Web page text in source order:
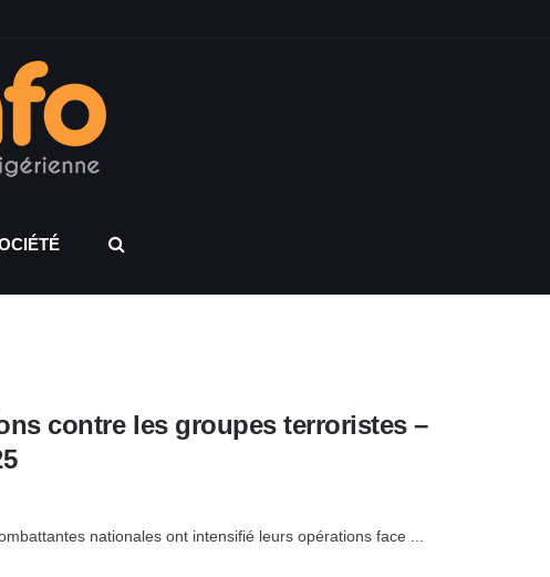
contre les groupes terroristes –
nationales ont intensifié leurs opérations face ...